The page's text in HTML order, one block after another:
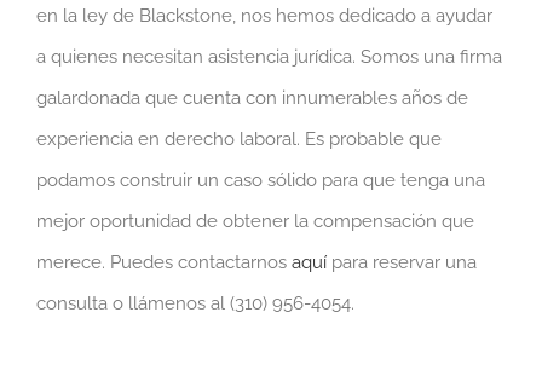
en la ley de Blackstone, nos hemos dedicado a ayudar
a quienes necesitan asistencia jurídica. Somos una firma
galardonada que cuenta con innumerables años de
experiencia en derecho laboral. Es probable que
podamos construir un caso sólido para que tenga una
mejor oportunidad de obtener la compensación que
merece. Puedes contactarnos aquí para reservar una
consulta o llámenos al (310) 956-4054.